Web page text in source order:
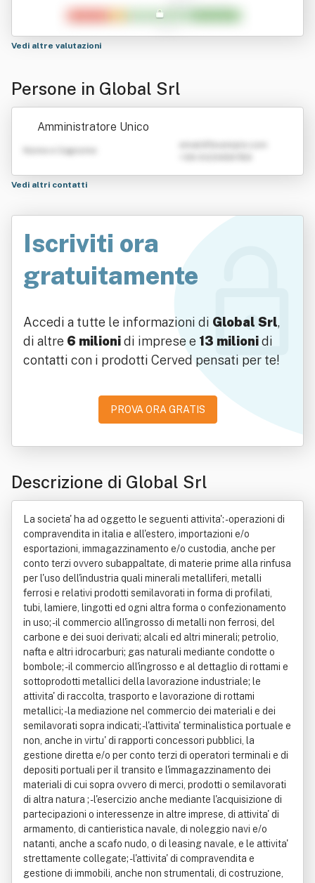
Vedi altre valutazioni
Persone in Global Srl
Amministratore Unico
Nome e Cognome
Vedi altri contatti
Iscriviti ora
gratuitamente
Accedi a tutte le informazioni di Global Srl,
di altre 6 milionidi imprese e 13 milionidi
contatti con i prodotti Cerved pensati per te!
PROVA ORA GRATIS
Descrizione di Global Srl
La societa' ha ad oggetto le seguenti attivita': - operazioni di
compravendita in italia e all'estero, importazioni e/o
esportazioni, immagazzinamento e/o custodia, anche per
conto terzi ovvero subappaltate, di materie prime alla rinfusa
per l'uso dell'industria quali minerali metalliferi, metalli
ferrosi e relativi prodotti semilavorati in forma di profilati,
tubi, lamiere, lingotti ed ogni altra forma o confezionamento
in uso; - il commercio all'ingrosso di metalli non ferrosi, del
carbone e dei suoi derivati; alcali ed altri minerali; petrolio,
nafta e altri idrocarburi; gas naturali mediante condotte o
bombole; - il commercio all'ingrosso e al dettaglio di rottami e
sottoprodotti metallici della lavorazione industriale; le
attivita' di raccolta, trasporto e lavorazione di rottami
metallici; - la mediazione nel commercio dei materiali e dei
semilavorati sopra indicati; - l'attivita' terminalistica portuale e
non, anche in virtu' di rapporti concessori pubblici, la
gestione diretta e/o per conto terzi di operatori terminali e di
depositi portuali per il transito e l'immagazzinamento dei
materiali di cui sopra ovvero di merci, prodotti o semilavorati
di altra natura ; - l'esercizio anche mediante l'acquisizione di
partecipazioni o interessenze in altre imprese, di attivita' di
armamento, di cantieristica navale, di noleggio navi e/o
natanti, anche a scafo nudo, o di leasing navale, e le attivita'
strettamente collegate; - l'attivita' di compravendita e
gestione di immobili, anche non strumentali, di costruzione,